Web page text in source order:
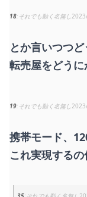
18 それでも動く名無し
とか言いつつ
転売屋をどう
19 それでも動く名無し
携帯モード、
これ実現する